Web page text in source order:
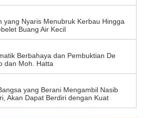
yang Nyaris Menubruk Kerbau Hingga
Buang Air Kecil
Berbahaya dan Pembuktian De
dan Moh. Hatta
yang Berani Mengambil Nasib
Akan Dapat Berdiri dengan Kuat